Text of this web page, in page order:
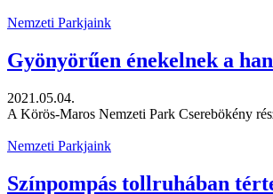
Nemzeti Parkjaink
Gyönyörűen énekelnek a
2021.05.04.
A Körös-Maros Nemzeti Park Cserebökény
Nemzeti Parkjaink
Színpompás tollruhában